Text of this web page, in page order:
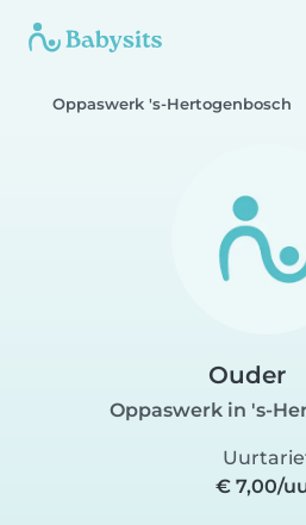
Oppaswerk 's-Hertogenbosch
Ouder
Oppaswerk in 's-
€ 7,00/